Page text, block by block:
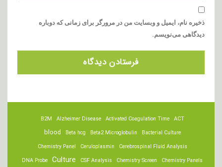
ذخیره نام، ایمیل و وبسایت من در مرورگر برای زمانی که دوباره
دیدگاهی می‌نویسم.
ACT
Activated Coagulation Time
Alzheimer Disease
B2M
Bacterial Culture
Beta2 Microglobulin
Beta hcg
blood
Cerebrospinal Fluid Analysis
Ceruloplasmin
Chemistry Panel
Chemistry Panels
Chemistry Screen
CSF Analysis
Culture
DNA Probe